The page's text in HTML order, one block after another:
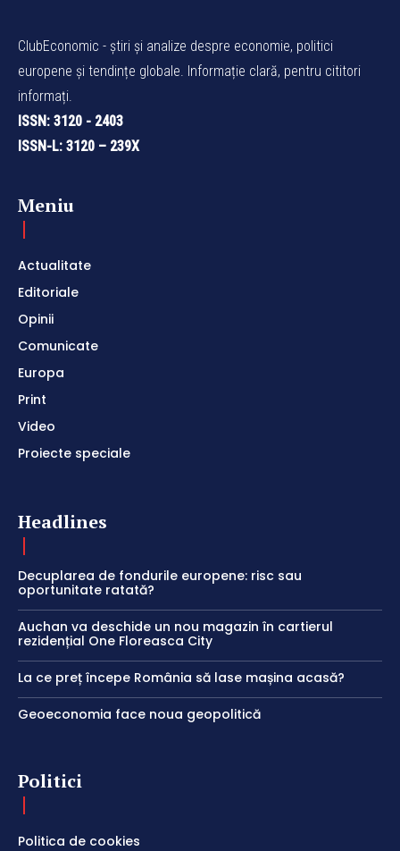
ClubEconomic - știri și analize despre economie, politici
europene și tendințe globale. Informație clară, pentru cititori
informați.
ISSN: 3120 - 2403
ISSN-L: 3120 – 239X
Meniu
Actualitate
Editoriale
Opinii
Comunicate
Europa
Print
Video
Proiecte speciale
Headlines
Decuplarea de fondurile europene: risc sau
oportunitate ratată?
Auchan va deschide un nou magazin în cartierul
rezidențial One Floreasca City
La ce preț începe România să lase mașina acasă?
Geoeconomia face noua geopolitică
Politici
Politica de cookies